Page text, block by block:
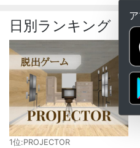
日別ランキング
1位:PROJECTOR